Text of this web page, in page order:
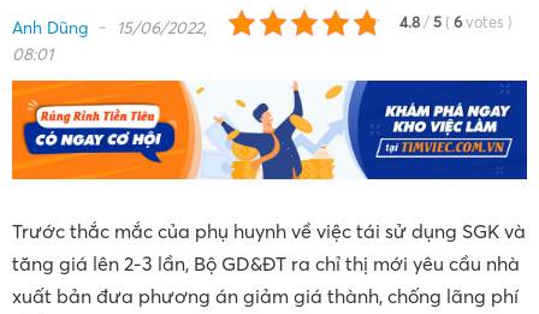
4.8 / 5 ( 6 votes )
Anh Dũng
15/06/2022,
08:01
Trước thắc mắc của phụ huynh về việc tái sử dụng SGK và
tăng giá lên 2-3 lần, Bộ GD&ĐT ra chỉ thị mới yêu cầu nhà
xuất bản đưa phương án giảm giá thành, chống lãng phí